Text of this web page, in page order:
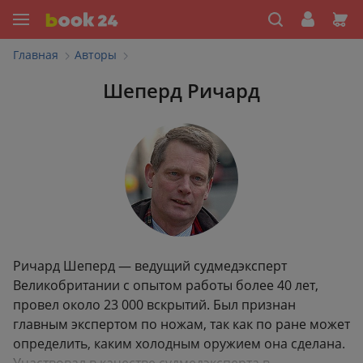
Главная Авторы
Шеперд Ричард
Ричард Шеперд — ведущий судмедэксперт
Великобритании с опытом работы более 40 лет,
провел около 23 000 вскрытий. Был признан
главным экспертом по ножам, так как по ране может
определить, каким холодным оружием она сделана.